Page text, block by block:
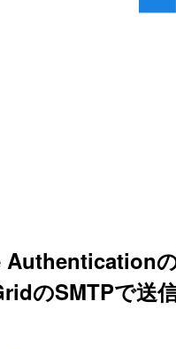
Authentication
のSMTPで送